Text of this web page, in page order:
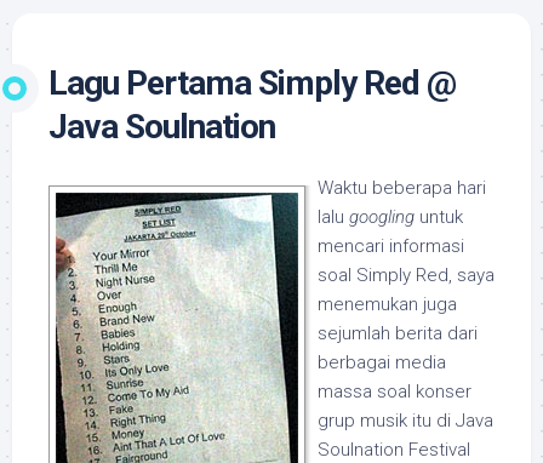
Lagu Pertama Simply Red @
Java Soulnation
Waktu beberapa hari
lalu googling untuk
mencari informasi
soal Simply Red, saya
menemukan juga
sejumlah berita dari
berbagai media
massa soal konser
grup musik itu di Java
Soulnation Festival